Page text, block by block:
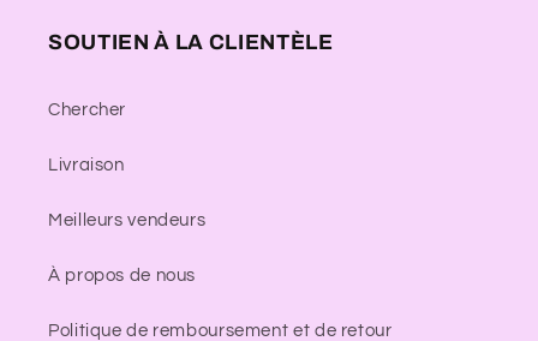
SOUTIEN À LA CLIENTÈLE
Chercher
Livraison
Meilleurs vendeurs
À propos de nous
Politique de remboursement et de retour